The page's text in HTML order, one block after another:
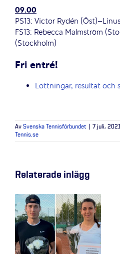
09.00
PS13: Victor Rydén
FS13: Rebecca Malmström
(Stockholm)
Fri entré!
Lottningar, resultat och
Av Svenska Tennisförbundet 7 juli,
Tennis.se
Relaterade inlägg